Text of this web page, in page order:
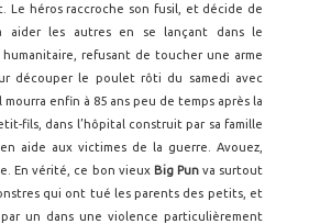
Le héros raccroche son fusil, et décide de
aider les autres en se lançant dans le
refusant de toucher une arme
découper le poulet rôti du samedi avec
enfin à 85 ans peu de temps après la
fils, dans l’hôpital construit par sa famille
aide aux victimes de la guerre. Avouez,
En vérité, ce bon vieux Big Punva surtout
qui ont tué les parents des petits, et
un dans une violence particulièrement